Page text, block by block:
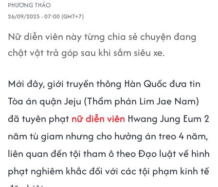
PHƯƠNG THẢO
26/09/2025 - 07:00 (GMT+7)
Nữ diễn viên này từng chia sẻ chuyện đang
chật vật trả góp sau khi sắm siêu xe.
Mới đây, giới truyền thông Hàn Quốc đưa tin
Tòa án quận Jeju (Thẩm phán Lim Jae Nam)
đã tuyên phạt nữ diễn viên Hwang Jung Eum 2
năm tù giam nhưng cho hưởng án treo 4 năm,
liên quan đến tội tham ô theo Đạo luật về hình
phạt nghiêm khắc đối với các tội phạm kinh tế